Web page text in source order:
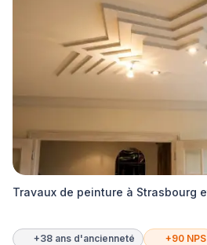
Travaux de peinture à Strasbourg
+38 ans d'ancienneté +90 NPS